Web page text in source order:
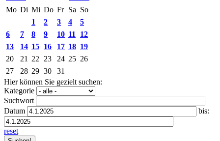
Mo Di Mi Do Fr Sa So
1
2 3 4
5
6
7 8 9 10 11
12
13
14 15 16 17 18 19
20
21 22 23 24 25 26
27
28 29 30
31
Hier können Sie gezielt suchen:
Kategorie
Suchwort
Datum
bis:
reset